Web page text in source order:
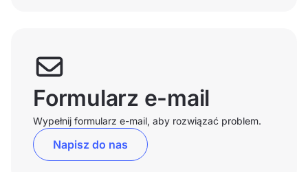
Formularz e-mail
Wypełnij formularz e-mail, aby rozwiązać problem.
Napisz do nas